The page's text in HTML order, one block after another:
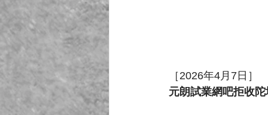
［2026年4月7日］
元朗試業網吧拒收